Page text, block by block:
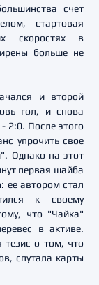
счет
стартовая
скоростях в
больше не
и второй
гол, и снова
- 2:0. После этого
упрочить свое
Однако на этот
первая шайба
: ее автором стал
к своему
что "Чайка"
в активе.
тезис о том, что
спутала карты